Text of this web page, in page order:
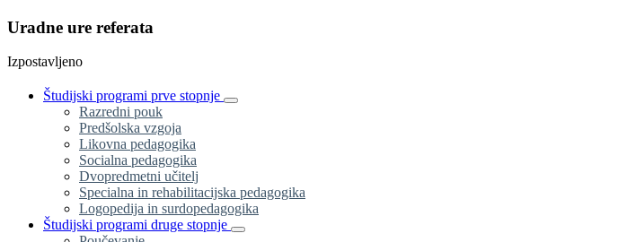
Uradne ure referata
Izpostavljeno
Študijski programi prve stopnje
Razredni pouk
Predšolska vzgoja
Likovna pedagogika
Socialna pedagogika
Dvopredmetni učitelj
Specialna in rehabilitacijska pedagogika
Logopedija in surdopedagogika
Študijski programi druge stopnje